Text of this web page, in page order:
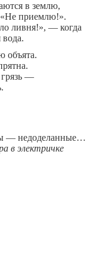
в землю,
«Не приемлю!».
ливня!», — когда
объята.
—